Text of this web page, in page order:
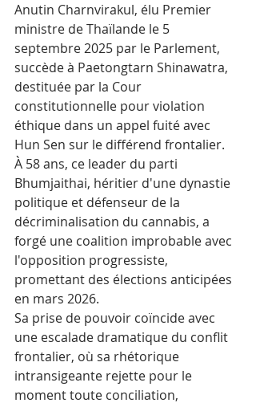
Anutin Charnvirakul, élu Premier
ministre de Thaïlande le 5
septembre 2025 par le Parlement,
succède à Paetongtarn Shinawatra,
destituée par la Cour
constitutionnelle pour violation
éthique dans un appel fuité avec
Hun Sen sur le différend frontalier.
À 58 ans, ce leader du parti
Bhumjaithai, héritier d'une dynastie
politique et défenseur de la
décriminalisation du cannabis, a
forgé une coalition improbable avec
l'opposition progressiste,
promettant des élections anticipées
en mars 2026.
Sa prise de pouvoir coïncide avec
une escalade dramatique du conflit
frontalier, où sa rhétorique
intransigeante rejette pour le
moment toute conciliation,